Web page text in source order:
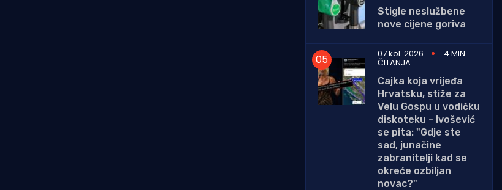
Stigle neslužbene
nove cijene goriva
07 kol. 2026 4 MIN.
ČITANJA
Cajka koja vrijeđa
Hrvatsku, stiže za
Velu Gospu u vodičku
diskoteku - Ivošević
se pita: "Gdje ste
sad, junačine
zabranitelji kad se
okreće ozbiljan
novac?"